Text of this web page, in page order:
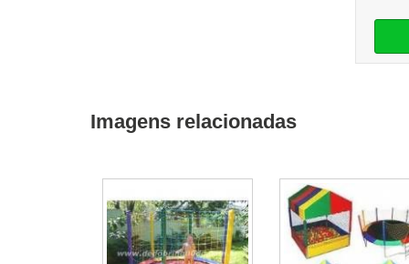
Imagens relacionadas